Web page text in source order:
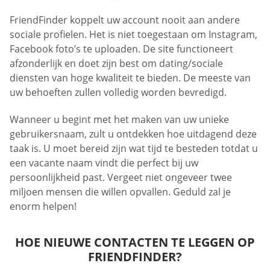
FriendFinder koppelt uw account nooit aan andere
sociale profielen. Het is niet toegestaan om Instagram,
Facebook foto’s te uploaden. De site functioneert
afzonderlijk en doet zijn best om dating/sociale
diensten van hoge kwaliteit te bieden. De meeste van
uw behoeften zullen volledig worden bevredigd.
Wanneer u begint met het maken van uw unieke
gebruikersnaam, zult u ontdekken hoe uitdagend deze
taak is. U moet bereid zijn wat tijd te besteden totdat u
een vacante naam vindt die perfect bij uw
persoonlijkheid past. Vergeet niet ongeveer twee
miljoen mensen die willen opvallen. Geduld zal je
enorm helpen!
HOE NIEUWE CONTACTEN TE LEGGEN OP
FRIENDFINDER?